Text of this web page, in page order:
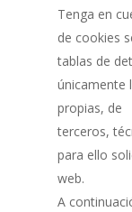
Tenga en
de cookies
tablas de
únicamente
propias, de
terceros,
para ello
web.
A